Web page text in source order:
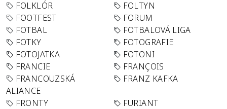
FOLKLÓR
FOLTYN
FOOTFEST
FORUM
FOTBAL
FOTBALOVÁ LIGA
FOTKY
FOTOGRAFIE
FOTOJATKA
FOTONI
FRANCIE
FRANÇOIS
FRANCOUZSKÁ
ALIANCE
FRANZ KAFKA
FRONTY
FURIANT